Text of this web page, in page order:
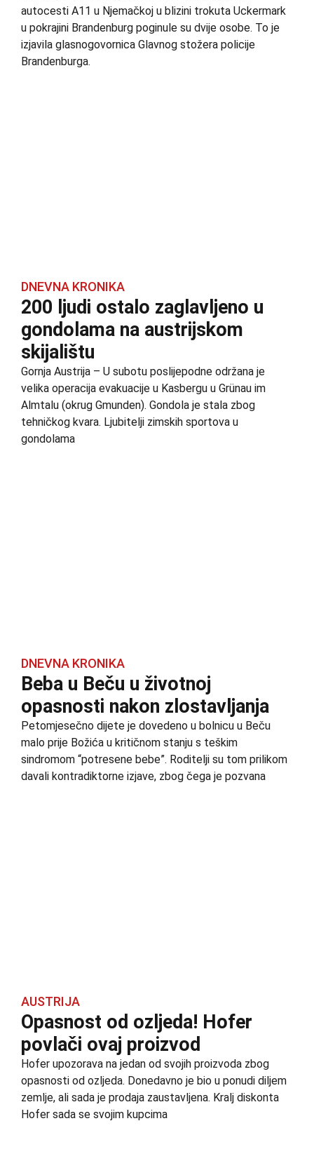
autocesti A11 u Njemačkoj u blizini trokuta Uckermark
u pokrajini Brandenburg poginule su dvije osobe. To je
izjavila glasnogovornica Glavnog stožera policije
Brandenburga.
DNEVNA KRONIKA
200 ljudi ostalo zaglavljeno u
gondolama na austrijskom
skijalištu
Gornja Austrija – U subotu poslijepodne održana je
velika operacija evakuacije u Kasbergu u Grünau im
Almtalu (okrug Gmunden). Gondola je stala zbog
tehničkog kvara. Ljubitelji zimskih sportova u
gondolama
DNEVNA KRONIKA
Beba u Beču u životnoj
opasnosti nakon zlostavljanja
Petomjesečno dijete je dovedeno u bolnicu u Beču
malo prije Božića u kritičnom stanju s teškim
sindromom “potresene bebe”. Roditelji su tom prilikom
davali kontradiktorne izjave, zbog čega je pozvana
AUSTRIJA
Opasnost od ozljeda! Hofer
povlači ovaj proizvod
Hofer upozorava na jedan od svojih proizvoda zbog
opasnosti od ozljeda. Donedavno je bio u ponudi diljem
zemlje, ali sada je prodaja zaustavljena. Kralj diskonta
Hofer sada se svojim kupcima